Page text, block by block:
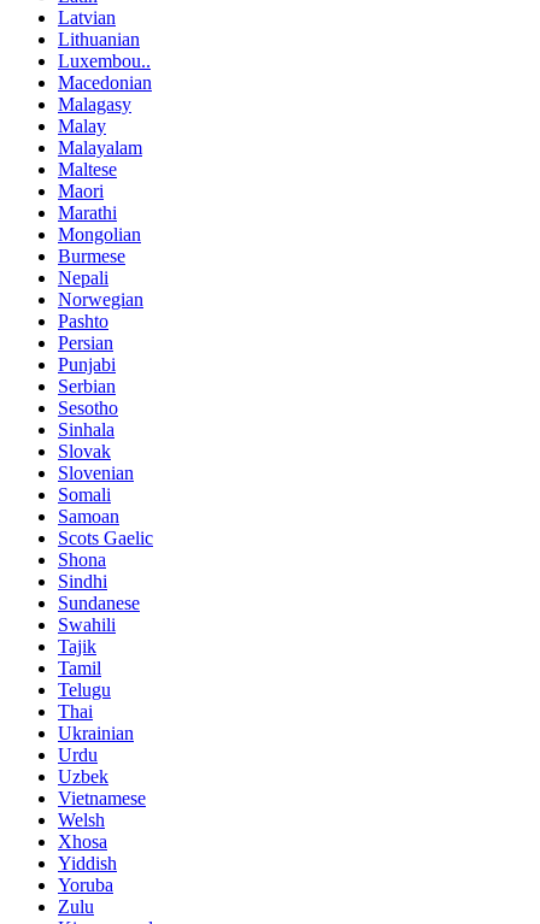
Latvian
Lithuanian
Luxembou..
Macedonian
Malagasy
Malay
Malayalam
Maltese
Maori
Marathi
Mongolian
Burmese
Nepali
Norwegian
Pashto
Persian
Punjabi
Serbian
Sesotho
Sinhala
Slovak
Slovenian
Somali
Samoan
Scots Gaelic
Shona
Sindhi
Sundanese
Swahili
Tajik
Tamil
Telugu
Thai
Ukrainian
Urdu
Uzbek
Vietnamese
Welsh
Xhosa
Yiddish
Yoruba
Zulu